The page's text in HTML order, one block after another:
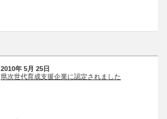
2010年 5月 25日
県次世代育成支援企業に認定されました